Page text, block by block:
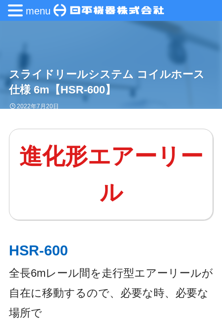
スライドリールシステム コイルホース
仕様 6m【HSR-600】
2022年7月20日
進化形エアーリー
ル
HSR-600
全長6mレール間を走行型エアーリールが
自在に移動するので、必要な時、必要な
場所で
menu